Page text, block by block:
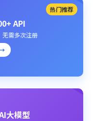
热门推荐
API
需多次注册
大模型